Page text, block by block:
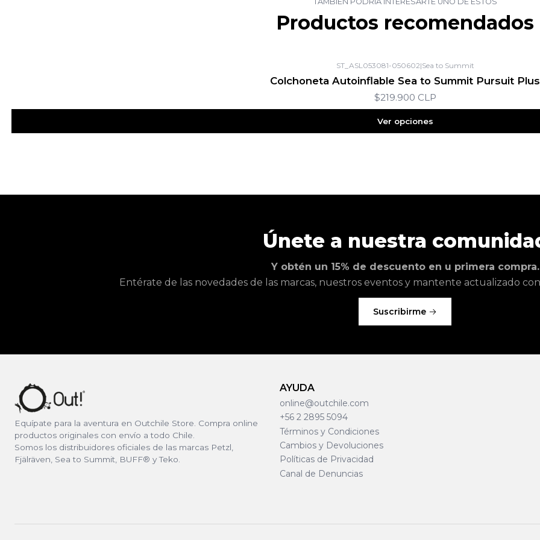
Productos recomendados
ST_ASL053081-050602|Sea to Summit
Colchoneta Autoinflable Sea to Summit Pursuit Plus
$219.900 CLP
Ver opciones
Únete a nuestra
Y obtén un 15% de descuento en u primera compra.
Entérate de las novedades de las marcas, nuestros eventos y mantente actualizado
Suscribirme
Equípate para la aventura en Outchile Store. Compra online
productos originales con envío a todo Chile.
Somos los distribuidores oficiales de las marcas Petzl,
Fjälräven, Sea to Summit, BUFF® y Teko.
AYUDA
online@outchile.com
+56 2 2895 5094
Términos y Condiciones
Cambios y Devoluciones
Políticas de Privacidad
Canal de Denuncias